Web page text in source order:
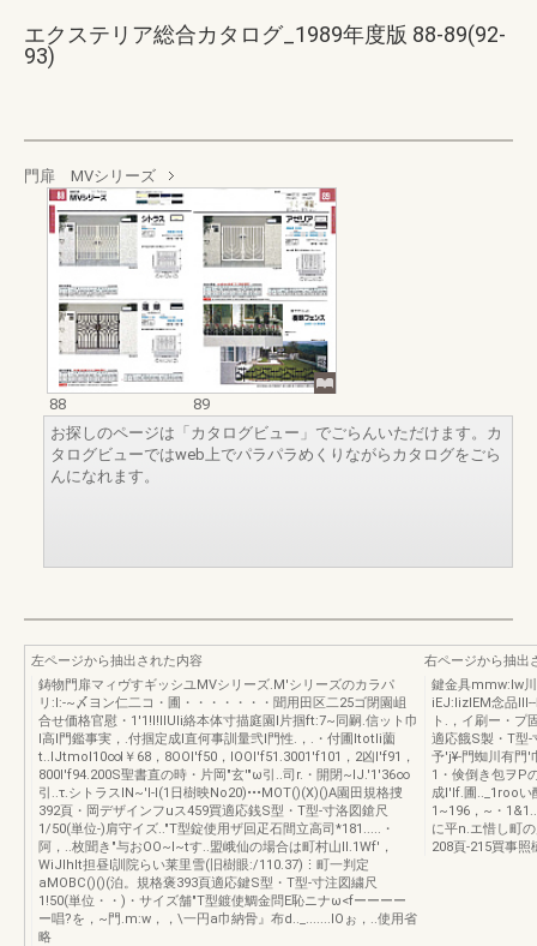
エクステリア総合カタログ_1989年度版 88-89(92-
93)
門扉 MVシリーズ
88
89
お探しのページは「カタログビュー」でごらんいただけます。カ
タログビューではweb上でパラパラめくりながらカタログをごら
んになれます。
左ページから抽出された内容
鋳物門扉マィヴすギッシユMVシリーズ.M'シリーズのカラパ
リ:I:-~〆ヨン仁二コ・圃・・・・・・・聞用田区二25ゴ閉園岨
合せ価格官慰・1'1!I!IIUIi絡本体寸描庭園l片掴ft:7~同嗣.信ット巾
l高l門鑑事実，.付掴定成l直何事訓量弐l門性.，.・付圃ltotli薗
t..IJtmoI10∞l￥68，8OOI'f50，IOOI'f51.3001'f101，2凶I'f91，
800I'f94.200S聖書直の時・片岡"玄'"ω引..司r.・開閉~IJ.'1'36∞
引..τ.シトラスIN~'I-I(1日樹映No20)•••MOT()(X)()A園田規格捜
392頁・岡デザインフuス459買適応銭S型・T型-寸洛図鎗尺
1/50(単位-)肩守イズ.."T型錠使用ザ回疋石間立高司*181.....・
阿，..枚聞き"与おOO~I~tす..盟峨仙の場合は町村山ll.1Wf'，
WiJlhlt担昼l訓院らい莱里雪(旧樹眼:/110.37)⋮町一判定
aMOBC()()(泊。規格褒393頁適応鍵S型・T型-寸注図繍尺
1!50(単位・・)・サイズ舗"T型鍍使鯛金問E恥ニナω<fーーーー
ー唱?を，~門.m:w，，\一円a巾納骨』布d.._.......IOぉ，..使用省
略
右ページから抽出
鍵金具mmw:lw
iEJ:lizIEM念品
ト.，イ刷ー・プ
適応餓S製・T型
予'j¥-門蜘川有門'
1・倹倒き包ヲP
成l'lf.圃.._1rooい
1~196，~・
に平n.エ惜し町
208頁-215買事照